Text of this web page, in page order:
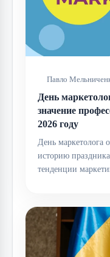
Павло
День
значение
2026 году
День маркетолога
историю
тенденции